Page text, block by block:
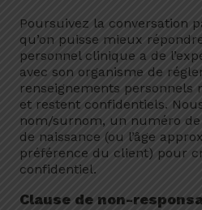
Poursuivez la conversation
qu’on puisse mieux
personnel clinique a de
avec son organisme de
renseignements personnels
et restent confidentiels.
nom/surnom, un numéro
de naissance (ou l’âge
préférence du client) pour
confidentiel.
Clause de non-